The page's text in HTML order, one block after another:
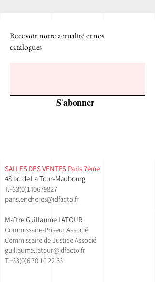
Recevoir notre actualité et nos
catalogues
S'abonner
SALLES DES VENTES ​Paris 7ème
48 bd de La Tour-Maubourg
T.+33(0)140679827
paris.encheres@idfacto.fr
Maître Guillaume LATOUR
Commissaire-Priseur Associé
Commissaire de Justice Associé
guillaume.latour@idfacto.fr
T.+33(0)6 70 10 22 33